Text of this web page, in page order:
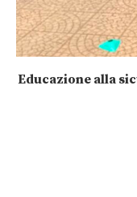
Educazione alla